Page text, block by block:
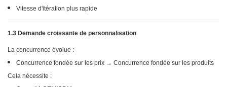
Vitesse d'itération plus rapide
1.3 Demande croissante de personnalisation
La concurrence évolue :
Concurrence fondée sur les prix → Concurrence fondée sur les produits
Cela nécessite :